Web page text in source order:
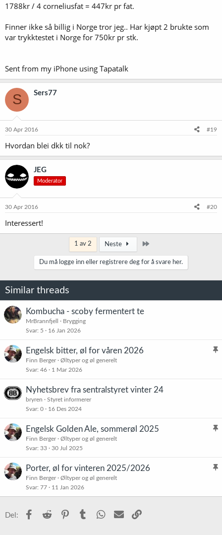
1788kr / 4 corneliusfat = 447kr pr fat.
Finner ikke så billig i Norge tror jeg.. Har kjøpt 2 brukte som
var trykktestet i Norge for 750kr pr stk.
Sent from my iPhone using Tapatalk
S Sers77
30 Apr 2016 #19
Hvordan blei dkk til nok?
JEG
Moderator
30 Apr 2016 #20
Interessert!
1 av 2 Neste
Du må logge inn eller registrere deg for å svare her.
Similar threads
Kombucha - scoby fermentert te
MrBrannfjell
Brygging
Svar 5 16 Jan 2026
K
Engelsk bitter, øl for våren 2026
Finn Berger
Øltyper og øl generelt
Svar 46 1 Mar 2026
Nyhetsbrev fra sentralstyret vinter 24
bryren
Styret informerer
Svar 0 16 Des 2024
K
t
Engelsk Golden Ale, sommerøl 2025
Finn Berger
Øltyper og øl generelt
Svar 33 30 Jul 2025
K
s
Porter, øl for vinteren 2025/2026
Finn Berger
Øltyper og øl generelt
Svar 77 11 Jan 2026
Del: Facebook
Reddit PinterestTumblr WhatsApp
E-post